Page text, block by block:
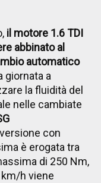
il motore 1.6 TDI
abbinato al
automatico
giornata a
la fluidità del
nelle cambiate
con
è erogata tra
di 250 Nm,
h viene